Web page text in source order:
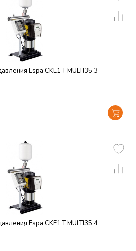
Espa CKE1 T MULTI35 3
Espa CKE1 T MULTI35 4